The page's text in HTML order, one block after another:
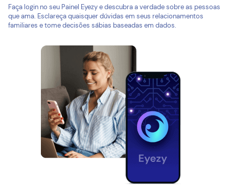
Faça login no seu Painel Eyezy e descubra a verdade sobre as pessoas
que ama. Esclareça quaisquer dúvidas em seus relacionamentos
familiares e tome decisões sábias baseadas em dados.